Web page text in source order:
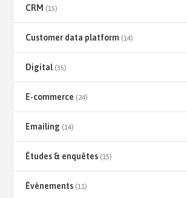
CRM (15)
Customer data platform (14)
Digital (35)
E-commerce (24)
Emailing (14)
Études & enquêtes (15)
Évènements (11)